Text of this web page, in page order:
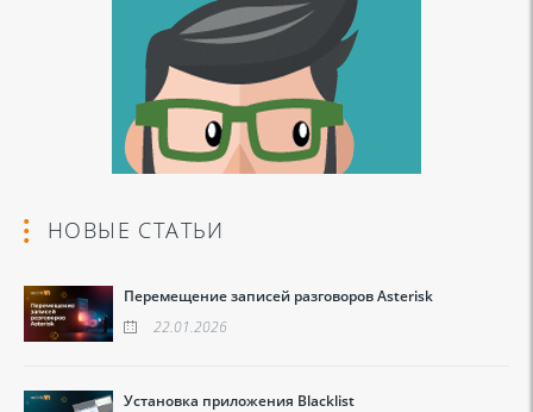
НОВЫЕ СТАТЬИ
Перемещение записей разговоров Asterisk
22.01.2026
Установка приложения Blacklist